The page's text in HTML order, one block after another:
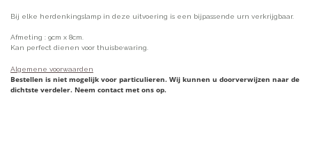
Bij elke herdenkingslamp in deze uitvoering is een bijpassende urn verkrijgbaar.
Afmeting : 9cm x 8cm.
Kan perfect dienen voor thuisbewaring.
Algemene voorwaarden
Bestellen is niet mogelijk voor particulieren. Wij kunnen u doorverwijzen naar de
dichtste verdeler. Neem contact met ons op.